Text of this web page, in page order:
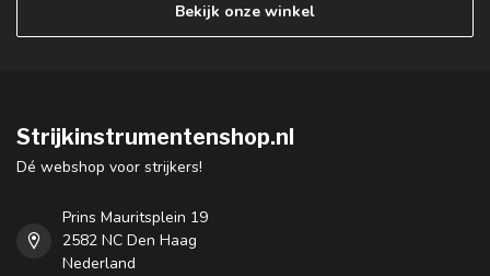
Bekijk onze winkel
Strijkinstrumentenshop.nl
Dé webshop voor strijkers!
Prins Mauritsplein 19
2582 NC Den Haag
Nederland